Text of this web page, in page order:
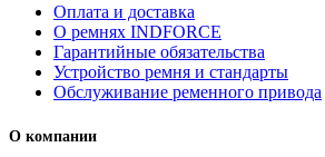
Оплата и доставка
О ремнях INDFORCE
Гарантийные обязательства
Устройство ремня и стандарты
Обслуживание ременного привода
О компании